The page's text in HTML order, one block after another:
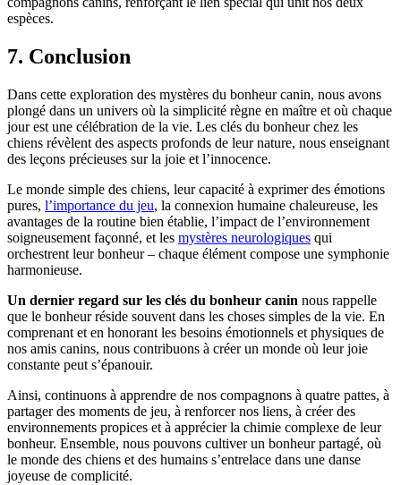
espèces.
7. Conclusion
Dans cette exploration des mystères du bonheur canin, nous avons
plongé dans un univers où la simplicité règne en maître et où chaque
jour est une célébration de la vie. Les clés du bonheur chez les
chiens révèlent des aspects profonds de leur nature, nous enseignant
des leçons précieuses sur la joie et l’innocence.
Le monde simple des chiens, leur capacité à exprimer des émotions
pures, l’importance du jeu, la connexion humaine chaleureuse, les
avantages de la routine bien établie, l’impact de l’environnement
soigneusement façonné, et les mystères neurologiques qui
orchestrent leur bonheur – chaque élément compose une symphonie
harmonieuse.
Un dernier regard sur les clés du bonheur canin nous rappelle
que le bonheur réside souvent dans les choses simples de la vie. En
comprenant et en honorant les besoins émotionnels et physiques de
nos amis canins, nous contribuons à créer un monde où leur joie
constante peut s’épanouir.
Ainsi, continuons à apprendre de nos compagnons à quatre pattes, à
partager des moments de jeu, à renforcer nos liens, à créer des
environnements propices et à apprécier la chimie complexe de leur
bonheur. Ensemble, nous pouvons cultiver un bonheur partagé, où
le monde des chiens et des humains s’entrelace dans une danse
joyeuse de complicité.